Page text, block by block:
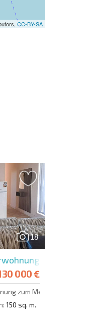
CC-BY-SA
Sie der
18
in Balkan
000 €
zum Meer:
150 sq. m.